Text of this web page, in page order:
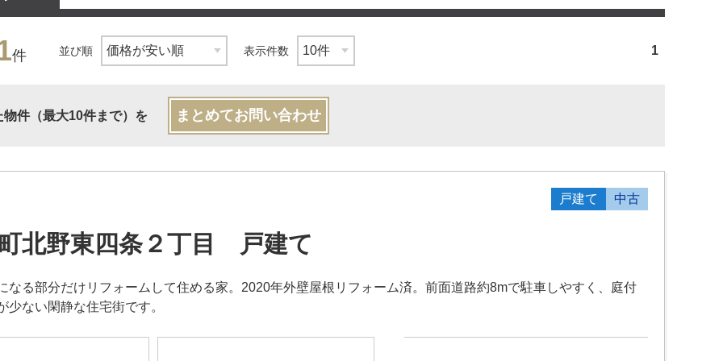
件 並び順 表示件数 1
件（最大10件まで）を まとめてお問い合わせ
戸建て 中古
北野東四条２丁目 戸建て
なる部分だけリフォームして住める家。2020年外壁屋根リフォーム済。前面道路約8mで駐車しやすく、庭付
少ない閑静な住宅街です。